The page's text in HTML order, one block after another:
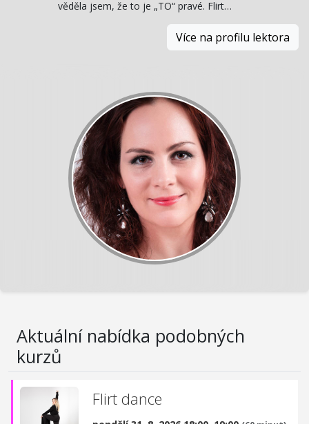
věděla jsem, že to je „TO“ pravé. Flirt…
Více na profilu lektora
Aktuální nabídka podobných
kurzů
Flirt dance